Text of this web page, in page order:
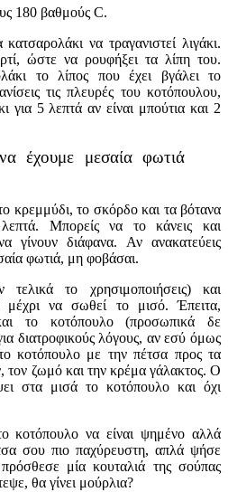
180 βαθμούς C.
να τραγανιστεί λιγάκι.
ώστε να ρουφήξει τα λίπη του.
το λίπος που έχει βγάλει το
τις πλευρές του κοτόπουλου,
για 5 λεπτά αν είναι μπούτια και 2
έχουμε μεσαία φωτιά
κρεμμύδι, το σκόρδο και τα βότανα
Μπορείς να το κάνεις και
γίνουν διάφανα. Αν ανακατεύεις
φωτιά, μη φοβάσαι.
το χρησιμοποιήσεις) και
μέχρι να σωθεί το μισό. Έπειτα,
το κοτόπουλο (προσωπικά δε
διατροφικούς λόγους, αν εσύ όμως
κοτόπουλο με την πέτσα προς τα
ζωμό και την κρέμα γάλακτος. Ο
στα μισά το κοτόπουλο και όχι
κοτόπουλο να είναι ψημένο αλλά
σου πιο παχύρευστη, απλά ψήσε
μία κουταλιά της σούπας
θα γίνει μούρλια?